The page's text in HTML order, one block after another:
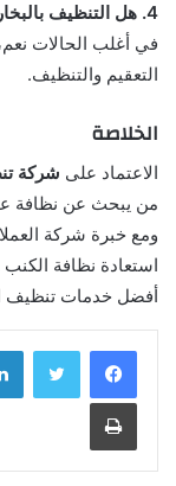
4. هل التنظيف بالبخار يغني عن المواد الكيميائية؟
في أغلب الحالات
التعقيم والتنظيف.
الخلاصة
الاعتماد على شركة
من يبحث عن نظافة
ومع خبرة شركة
استعادة نظافة
أفضل خدمات تنظيف
طباعة